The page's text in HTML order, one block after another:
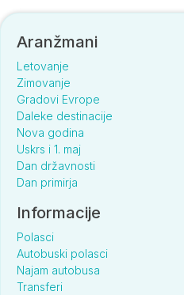
Aranžmani
Letovanje
Zimovanje
Gradovi Evrope
Daleke destinacije
Nova godina
Uskrs i 1. maj
Dan državnosti
Dan primirja
Informacije
Polasci
Autobuski polasci
Najam autobusa
Transferi